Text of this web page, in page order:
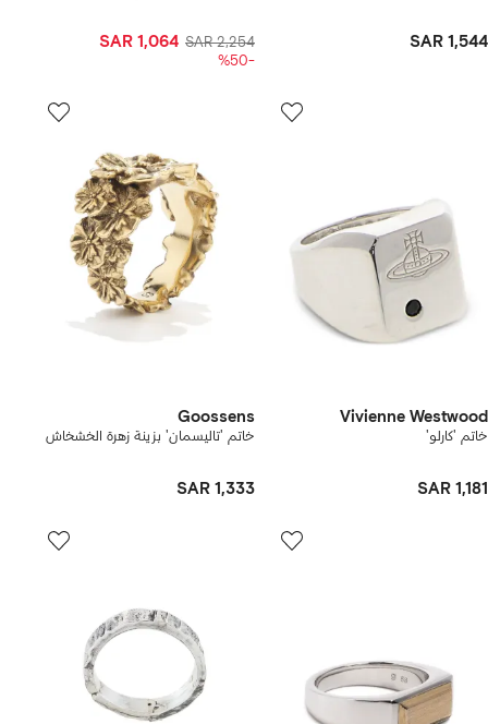
SAR 1,544
SAR 2,254
SAR 1,064
-%50
Vivienne Westwood
خاتم 'كارلو'
SAR 1,181
Goossens
خاتم 'تاليسمان' بزينة زهرة الخشخاش
SAR 1,333